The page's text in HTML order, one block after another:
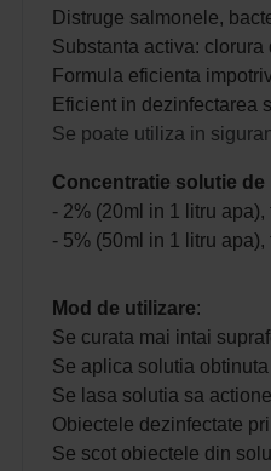
Distruge salmonele,
Substanta activa:
Formula eficienta
Eficient in dezinfectarea
Se poate utiliza in
Concentratie solutie de
- 2% (20ml in 1 litru
- 5% (50ml in 1 litru
Mod de utilizare:
Se curata mai intai
Se aplica solutia
Se lasa solutia sa
Obiectele dezinfectate
Se scot obiectele din